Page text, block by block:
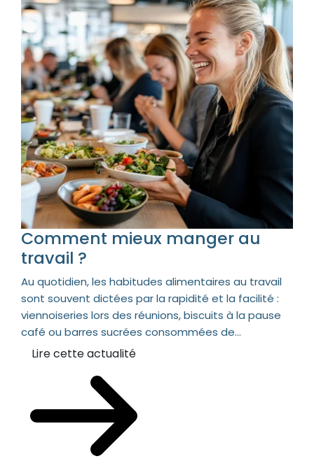
Comment mieux manger au
travail ?
Au quotidien, les habitudes alimentaires au travail
sont souvent dictées par la rapidité et la facilité :
viennoiseries lors des réunions, biscuits à la pause
café ou barres sucrées consommées de...
Lire cette actualité